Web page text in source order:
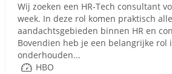
Wij zoeken een HR-Tech consultant
week. In deze rol komen praktisch alle
aandachtsgebieden binnen HR en
Bovendien heb je een belangrijke rol
onderhouden...
HBO